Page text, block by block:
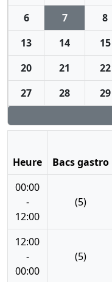
6
7 8
13
14 15
20
21 22
27
28 29
Heure Bacs gastro
00:00
-
12:00
(5)
12:00
-
00:00
(5)